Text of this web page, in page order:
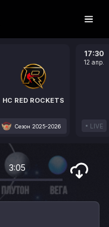
HC RED ROCKETS
Сезон 2025-2026
17:30
12 апр.
LIVE
3:05